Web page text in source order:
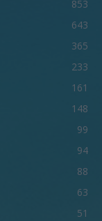
853
643
365
233
161
148
99
94
88
63
51